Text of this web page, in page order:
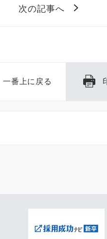
次の記事へ
一番上に戻る